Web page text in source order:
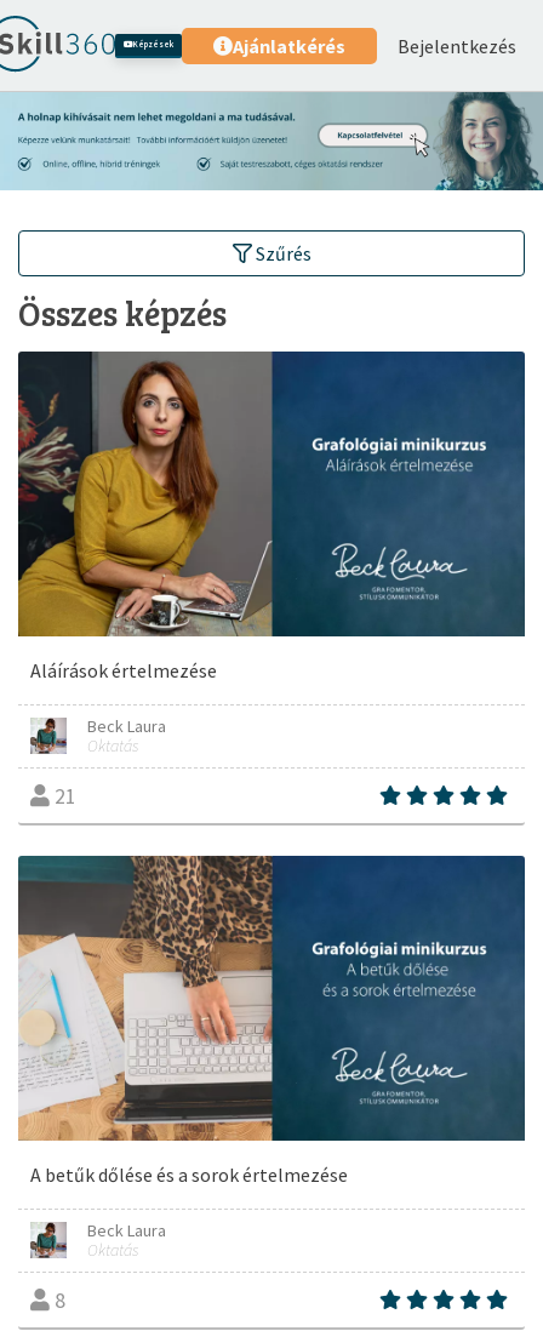
Képzések Ajánlatkérés Bejelentkezés
Szűrés
Összes képzés
Aláírások értelmezése
Beck Laura
Oktatás
21
A betűk dőlése és a sorok értelmezése
Beck Laura
Oktatás
8